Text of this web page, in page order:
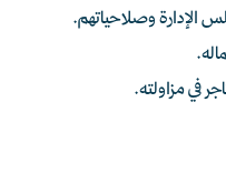
الإدارة وصلاحياتهم.
في مزاولته.